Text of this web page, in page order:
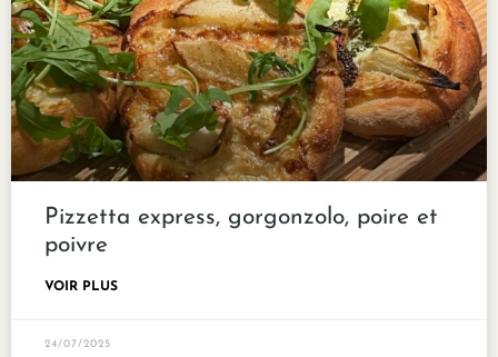
Pizzetta express, gorgonzolo, poire et
poivre
VOIR PLUS
24/07/2025